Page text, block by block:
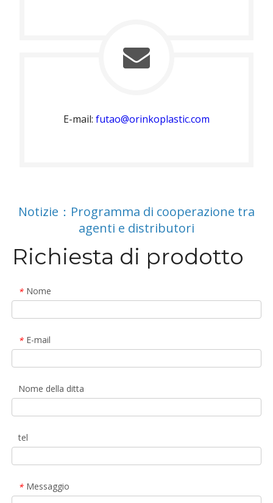
E-mail: futao@orinkoplastic.com
Notizie：Programma di cooperazione tra
agenti e distributori
Richiesta di prodotto
* Nome
* E-mail
Nome della ditta
tel
* Messaggio